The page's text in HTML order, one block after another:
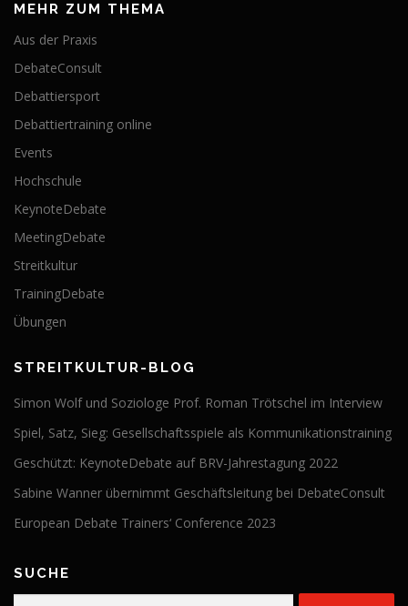
MEHR ZUM THEMA
Aus der Praxis
DebateConsult
Debattiersport
Debattiertraining online
Events
Hochschule
KeynoteDebate
MeetingDebate
Streitkultur
TrainingDebate
Übungen
STREITKULTUR-BLOG
Simon Wolf und Soziologe Prof. Roman Trötschel im Interview
Spiel, Satz, Sieg: Gesellschaftsspiele als Kommunikationstraining
Geschützt: KeynoteDebate auf BRV-Jahrestagung 2022
Sabine Wanner übernimmt Geschäftsleitung bei DebateConsult
European Debate Trainers‘ Conference 2023
SUCHE